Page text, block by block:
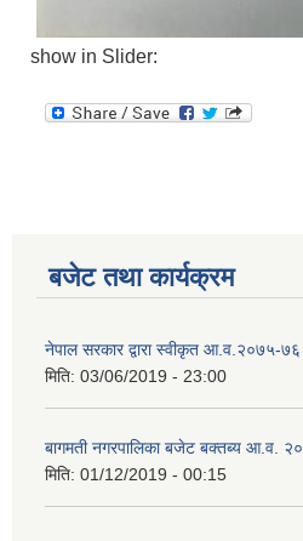
show in Slider:
बजेट तथा कार्यक्रम
नेपाल सरकार द्वारा स्वीकृत आ.व.२०७५-
मिति: 03/06/2019 - 23:00
बागमती नगरपालिका बजेट बक्तब्य आ.व.
मिति: 01/12/2019 - 00:15